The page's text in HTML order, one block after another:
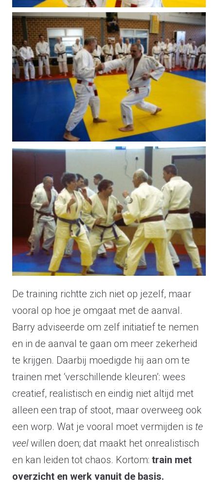
De training richtte zich niet op jezelf, maar
vooral op hoe je omgaat met de aanval.
Barry adviseerde om zelf initiatief te nemen
en in de aanval te gaan om meer zekerheid
te krijgen. Daarbij moedigde hij aan om te
trainen met ‘verschillende kleuren’: wees
creatief, realistisch en eindig niet altijd met
alleen een trap of stoot, maar overweeg ook
een worp. Wat je vooral moet vermijden is te
veelwillen doen; dat maakt het onrealistisch
en kan leiden tot chaos. Kortom: train met
overzicht en werk vanuit de basis.